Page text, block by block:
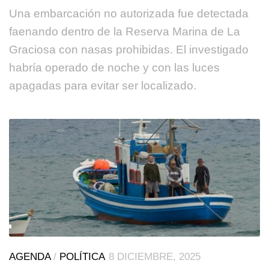
Una embarcación no autorizada fue detectada
faenando dentro de la Reserva Marina de La
Graciosa con nasas prohibidas. El investigado
habría operado de noche y con las luces
apagadas para evitar ser localizado.
AGENDA/ POLÍTICA 8 DICIEMBRE, 2025